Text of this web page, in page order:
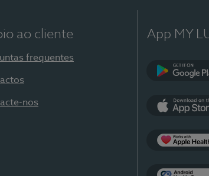
ao cliente
frequentes
nos
App MY